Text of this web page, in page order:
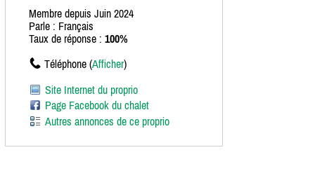
Membre depuis Juin 2024
Parle : Français
Taux de réponse : 100%
Téléphone (Afficher)
Site Internet du proprio
Page Facebook du chalet
Autres annonces de ce proprio